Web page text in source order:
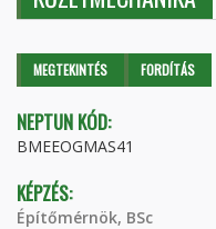
Elsődleges fülek
MEGTEKINTÉS (AKTÍVFORDÍTÁS
NEPTUN KÓD:
BMEEOGMAS41
KÉPZÉS:
Építőmérnök, BSc